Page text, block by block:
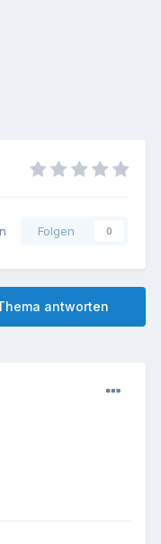
Folgen 0
antworten